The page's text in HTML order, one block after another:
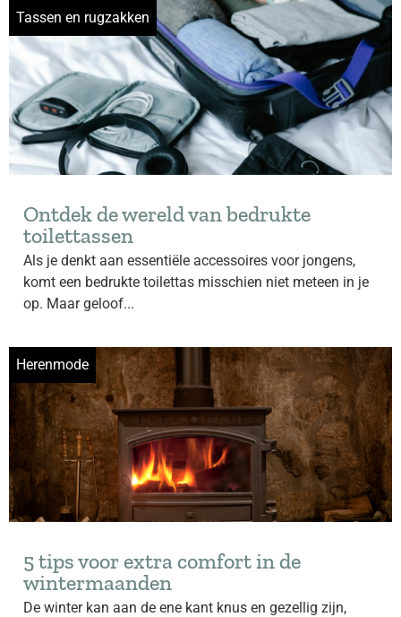
Tassen en rugzakken
Ontdek de wereld van bedrukte
toilettassen
Als je denkt aan essentiële accessoires voor jongens,
komt een bedrukte toilettas misschien niet meteen in je
op. Maar geloof...
Herenmode
5 tips voor extra comfort in de
wintermaanden
De winter kan aan de ene kant knus en gezellig zijn,